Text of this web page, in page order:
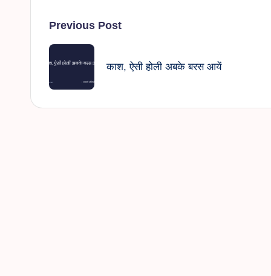
Post
navigation
Previous Post
काश, ऐसी होली अबके बरस आयें